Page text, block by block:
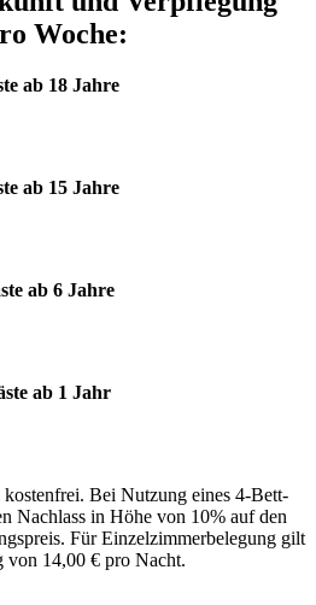
Woche:
ab 18 Jahre
ab 15 Jahre
ab 6 Jahre
ab 1 Jahr
Bei Nutzung eines 4-Bett-
Nachlass in Höhe von 10% auf den
Für Einzelzimmerbelegung gilt
von 14,00 € pro Nacht.